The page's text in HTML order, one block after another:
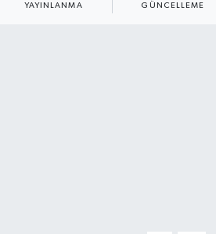
YAYINLANMA GÜNCELLEME